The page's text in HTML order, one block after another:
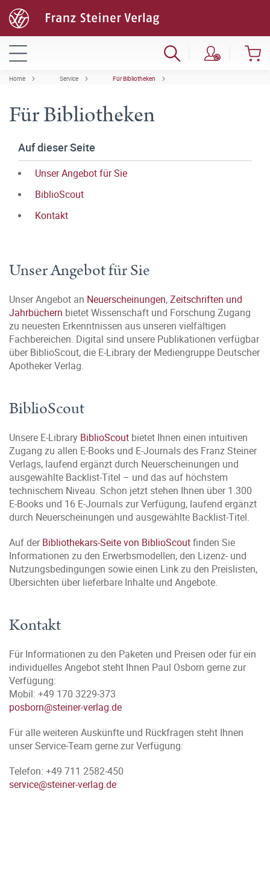
Home Service Für Bibliotheken
Für Bibliotheken
Auf dieser Seite
Unser Angebot für Sie
BiblioScout
Kontakt
Unser Angebot für Sie
Unser Angebot an Neuerscheinungen,Zeitschriften und
Jahrbüchern bietet Wissenschaft und Forschung Zugang
zu neuesten Erkenntnissen aus unseren vielfältigen
Fachbereichen. Digital sind unsere Publikationen verfügbar
über BiblioScout, die E-Library der Mediengruppe Deutscher
Apotheker Verlag.
BiblioScout
Unsere E-Library BiblioScout bietet Ihnen einen intuitiven
Zugang zu allen E-Books und E-Journals des Franz Steiner
Verlags, laufend ergänzt durch Neuerscheinungen und
ausgewählte Backlist-Titel – und das auf höchstem
technischem Niveau. Schon jetzt stehen Ihnen über 1.300
E-Books und 16 E-Journals zur Verfügung, laufend ergänzt
durch Neuerscheinungen und ausgewählte Backlist-Titel.
Auf derBibliothekars-Seite von BiblioScoutfinden Sie
Informationen zu den Erwerbsmodellen, den Lizenz- und
Nutzungsbedingungen sowie einen Link zu den Preislisten,
Übersichten über lieferbare Inhalte und Angebote.
Kontakt
Für Informationen zu den Paketen und Preisen oder für ein
individuelles Angebot steht Ihnen Paul Osborn gerne zur
Verfügung:
Mobil: +49 170 3229-373
posborn@steiner-verlag.de
Für alle weiteren Auskünfte und Rückfragen steht Ihnen
unser Service-Team gerne zur Verfügung:
Telefon: +49 711 2582-450
service@steiner-verlag.de